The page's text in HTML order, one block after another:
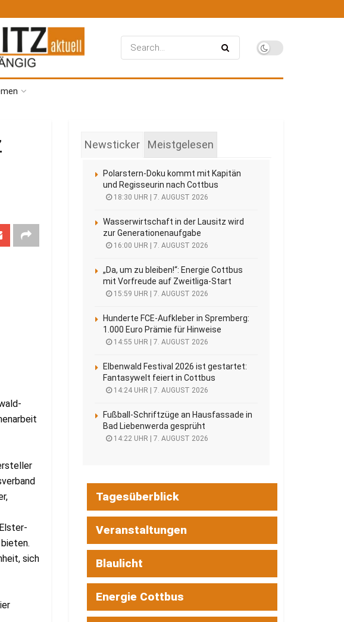
sich
Newsticker Meistgelesen
Polarstern-Doku kommt mit Kapitän
und Regisseurin nach Cottbus
18:30 UHR | 7. AUGUST 2026
Wasserwirtschaft in der Lausitz wird
zur Generationenaufgabe
16:00 UHR | 7. AUGUST 2026
„Da, um zu bleiben!“: Energie Cottbus
mit Vorfreude auf Zweitliga-Start
15:59 UHR | 7. AUGUST 2026
Hunderte FCE-Aufkleber in Spremberg:
1.000 Euro Prämie für Hinweise
14:55 UHR | 7. AUGUST 2026
Elbenwald Festival 2026 ist gestartet:
Fantasywelt feiert in Cottbus
14:24 UHR | 7. AUGUST 2026
Fußball-Schriftzüge an Hausfassade in
Bad Liebenwerda gesprüht
14:22 UHR | 7. AUGUST 2026
Tagesüberblick
Veranstaltungen
Blaulicht
Energie Cottbus